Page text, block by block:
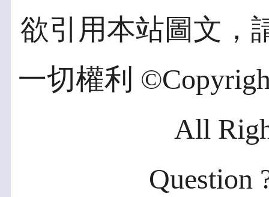
欲引用本站圖文，
一切權利
All
Question